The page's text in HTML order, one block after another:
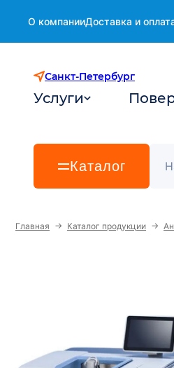
О компанииДоставка и
Санкт-Петербург
Услуги
Каталог
Главная → Каталог продукции →